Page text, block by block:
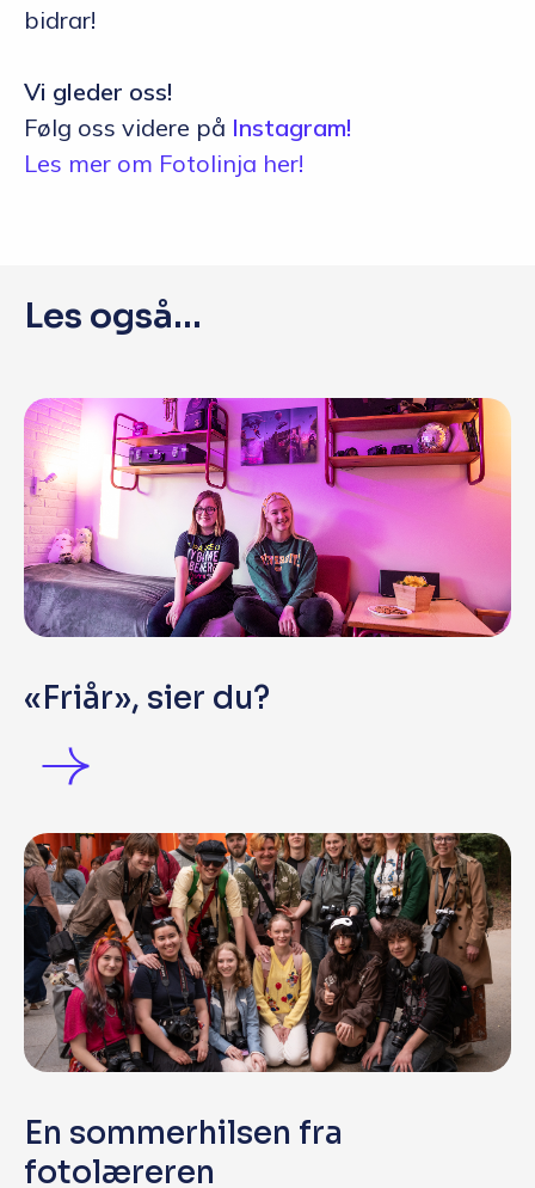
bidrar!
Vi gleder oss!
Følg oss videre på Instagram!
Les mer om Fotolinja her!
Les også...
«Friår», sier du?
En sommerhilsen fra
fotolæreren